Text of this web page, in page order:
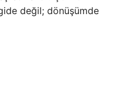
değil; dönüşümde